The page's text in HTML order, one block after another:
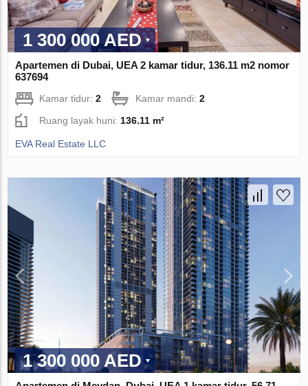
1 300 000 AED
Apartemen di Dubai, UEA 2 kamar tidur, 136.11 m2 nomor
637694
Kamar tidur:2 Kamar mandi:2
Ruang layak huni: 136.11 m²
EVA Real Estate LLC
1 300 000 AED